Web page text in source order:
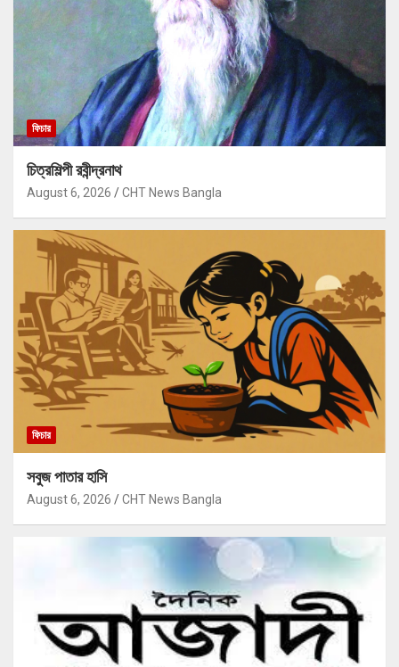
ফিচার
চিত্রশিল্পী রবীন্দ্রনাথ
August 6, 2026 CHT News Bangla
ফিচার
সবুজ পাতার হাসি
August 6, 2026 CHT News Bangla